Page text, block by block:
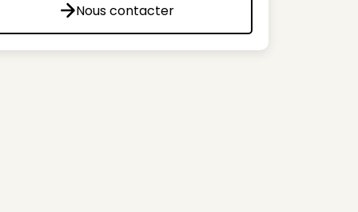
Nous contacter
Nous contacter